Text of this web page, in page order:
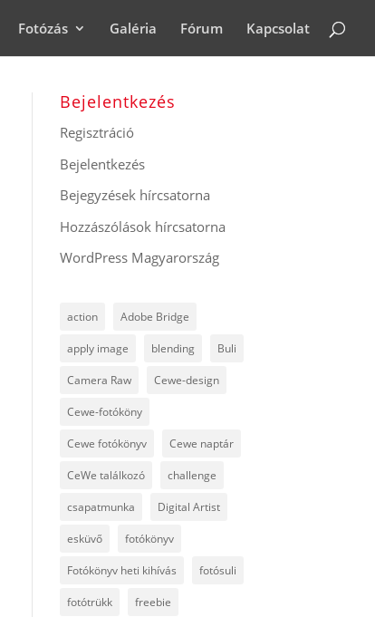
Fotózás Galéria Fórum Kapcsolat
Bejelentkezés
Regisztráció
Bejelentkezés
Bejegyzések hírcsatorna
Hozzászólások hírcsatorna
WordPress Magyarország
action Adobe Bridge
apply image blending Buli
Camera Raw Cewe-design
Cewe-fotóköny
Cewe fotókönyv Cewe naptár
CeWe találkozó challenge
csapatmunka Digital Artist
esküvő fotókönyv
Fotókönyv heti kihívás fotósuli
fotótrükk freebie